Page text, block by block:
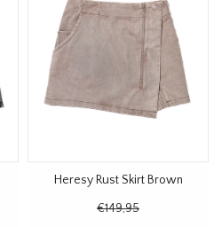
Heresy Rust Skirt Brown
€149,95